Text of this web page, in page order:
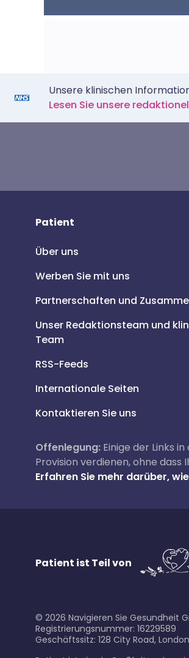
Unsere klinischen
Lesen Sie unsere
Patient
Über uns
Werben Sie mit uns
Partnerschaften und
Unser Redaktionsteam und
Team
RSS-Feeds
Internationale Seiten
Kontaktieren Sie uns
Offenlegung: Einige der Links
Provision verdienen, ohne
Erfahren Sie mehr darüber,
Patient ist Teil von
© 2026 Navigieren Sie Gesundheit
Registrierungsnummer: 16229589
Geschäftssitz: 128 City Road,